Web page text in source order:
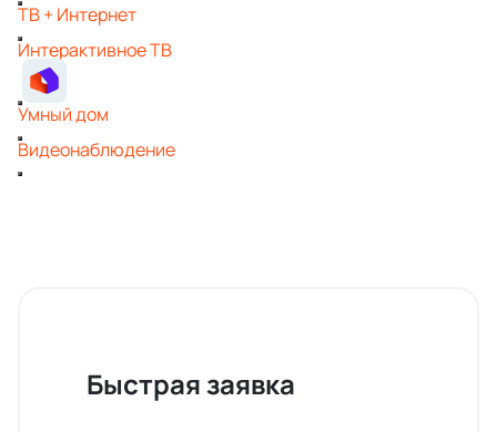
ТВ + Интернет
Интерактивное ТВ
Умный дом
Видеонаблюдение
Быстрая заявка